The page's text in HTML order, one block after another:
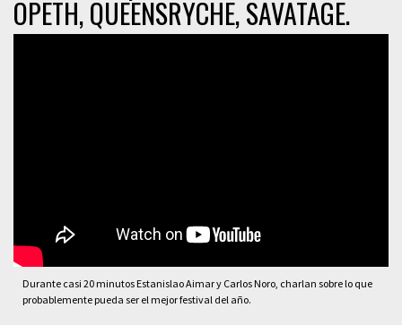
OPETH, QUEENSRYCHE, SAVATAGE.
Durante casi 20 minutos Estanislao Aimar y Carlos Noro, charlan sobre lo que
probablemente pueda ser el mejor festival del año.